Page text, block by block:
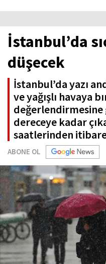
İstanbul’da
düşecek
İstanbul’da yazı
ve yağışlı havaya
dereceye kadar
saatlerinden
ABONE OL